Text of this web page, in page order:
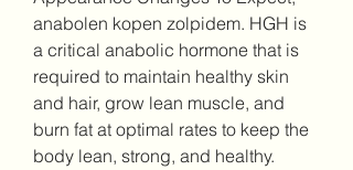
anabolen kopen zolpidem. HGH is
a critical anabolic hormone that is
required to maintain healthy skin
and hair, grow lean muscle, and
burn fat at optimal rates to keep the
body lean, strong, and healthy.